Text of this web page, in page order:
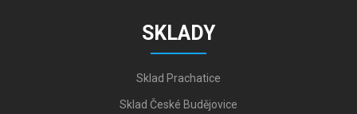
SKLADY
Sklad Prachatice
Sklad České Budějovice